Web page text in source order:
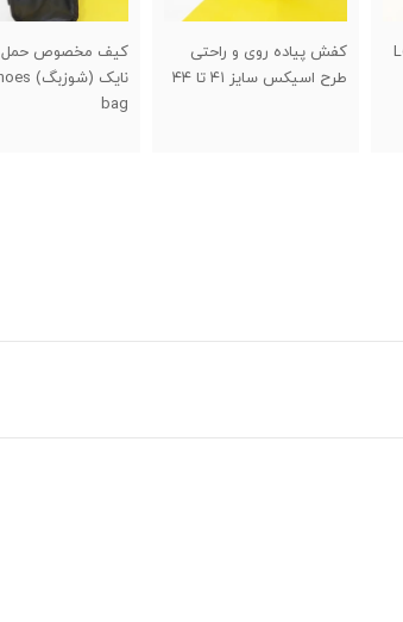
کیف مخصوص حمل کفش
نایک (شوزبگ) nike shoes
شیکر دو تکه خارجی